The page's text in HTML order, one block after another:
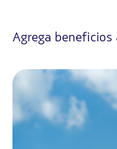
Agrega beneficios